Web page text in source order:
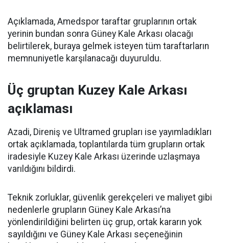
Açıklamada, Amedspor taraftar gruplarının ortak
yerinin bundan sonra Güney Kale Arkası olacağı
belirtilerek, buraya gelmek isteyen tüm taraftarların
memnuniyetle karşılanacağı duyuruldu.
Üç gruptan Kuzey Kale Arkası
açıklaması
Azadi, Direniş ve Ultramed grupları ise yayımladıkları
ortak açıklamada, toplantılarda tüm grupların ortak
iradesiyle Kuzey Kale Arkası üzerinde uzlaşmaya
varıldığını bildirdi.
Teknik zorluklar, güvenlik gerekçeleri ve maliyet gibi
nedenlerle grupların Güney Kale Arkası’na
yönlendirildiğini belirten üç grup, ortak kararın yok
sayıldığını ve Güney Kale Arkası seçeneğinin